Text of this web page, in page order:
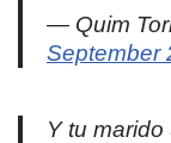
— Quim
September
Y tu